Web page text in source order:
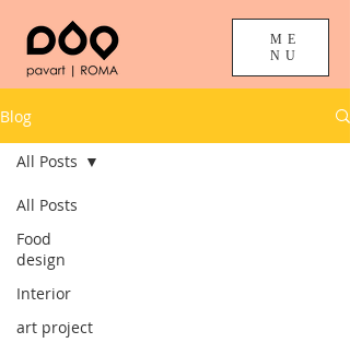
ME
NU
Blog
All Posts
Food
design
Interior
art project
All Posts